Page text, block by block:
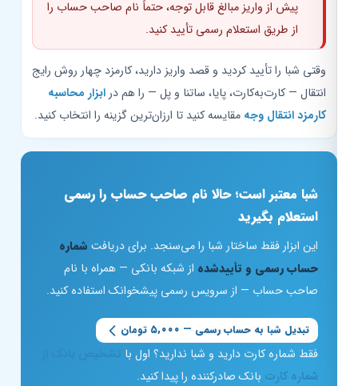
پیش از واریز مبالغ قابل توجه، حتماً نام صاحب حساب را
از طریق استعلام رسمی تأیید کنید.
وقتی شبا را تأیید کردید و قصد واریز دارید، کارمزد چهار روش رایج
انتقال — کارت‌به‌کارت، پایا، ساتنا و پل — را هم درابزار محاسبه
کارمزد انتقال وجه مقایسه کنید تا ارزان‌ترین گزینه را انتخاب کنید.
شبا معتبر است؛ حالا نام صاحب حساب را رسمی
استعلام بگیرید
این ابزار فقط ساختار شبا را می‌سنجد. برای دریافتشماره
حساب رسمی و تأییدشدهاز شبکه بانکی — همراه با نام
صاحب حساب — از سرویس رسمی پیشخوانک استفاده کنید.
تبدیل شبا به حساب رسمی — ۵,۰۰۰ تومان
فقط شماره کارت دارید و شبا ندارید؟ اول باتشخیص بانک از
شماره کارتبانک صادرکننده را پیدا کنید.